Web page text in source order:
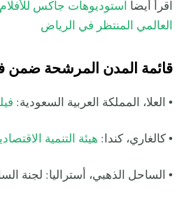
اقرأ أيضاً استوديوهات جاكس
العالمي المنتظر في الرياض
قائمة المدن المرشحة ضمن
• العلا، المملكة العربية السعودية:
• كالغاري، كندا: هيئة التنمية
• الساحل الذهبي، أستراليا: لجنة